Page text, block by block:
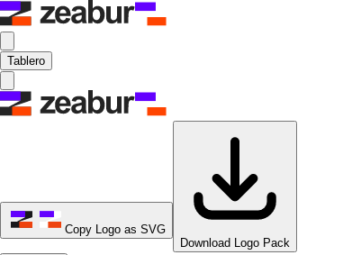
Tablero
Copy Logo as SVG
Download Logo Pack